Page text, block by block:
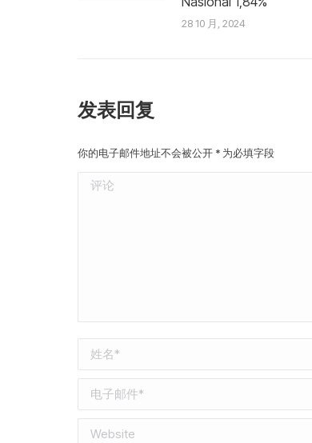
28 10 月, 2024
发表回复
你的电子邮件地址不会被公开 * 为必填字段
评论
姓名 *
电子邮件 *
Website